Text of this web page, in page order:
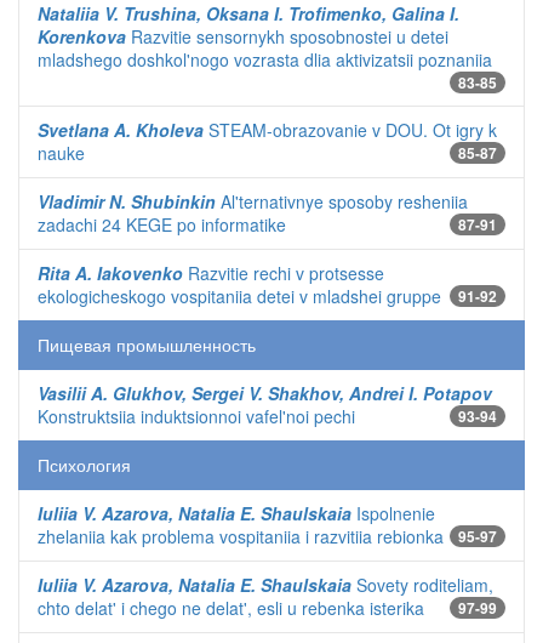
Nataliia V. Trushina, Oksana I. Trofimenko, Galina I.
Korenkova Razvitie sensornykh sposobnostei u detei
mladshego doshkol'nogo vozrasta dlia aktivizatsii poznaniia
83-85
Svetlana A. Kholeva STEAM-obrazovanie v DOU. Ot igry k
nauke
85-87
Vladimir N. Shubinkin Al'ternativnye sposoby resheniia
zadachi 24 KEGE po informatike
87-91
Rita A. Iakovenko Razvitie rechi v protsesse
ekologicheskogo vospitaniia detei v mladshei gruppe
91-92
Пищевая промышленность
Vasilii A. Glukhov, Sergei V. Shakhov, Andrei I. Potapov
Konstruktsiia induktsionnoi vafel'noi pechi
93-94
Психология
Iuliia V. Azarova, Natalia E. Shaulskaia Ispolnenie
zhelaniia kak problema vospitaniia i razvitiia rebionka
95-97
Iuliia V. Azarova, Natalia E. Shaulskaia Sovety roditeliam,
chto delat' i chego ne delat', esli u rebenka isterika
97-99